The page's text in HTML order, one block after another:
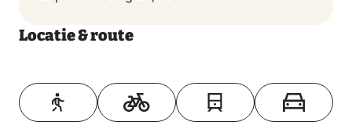
Locatie & route
Toon op kaart